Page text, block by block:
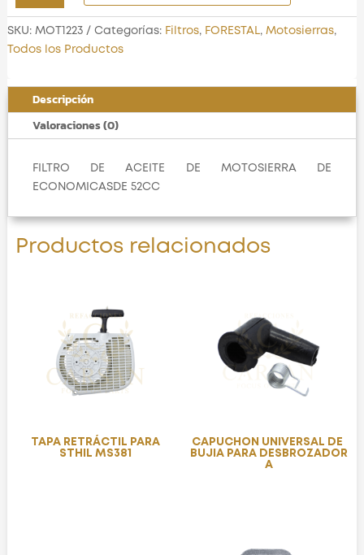
ACEITE
DE
MOTOSIERRA
ECONOMICASDE
52CC
cantidad
SKU: MOT1223 Categorías: Filtros, FORESTAL, Motosierras,
Todos los Productos
Descripción
Valoraciones (0)
FILTRO DE ACEITE DE MOTOSIERRA DE
ECONOMICASDE 52CC
Productos relacionados
TAPA RETRÁCTIL PARA
STHIL MS381
CAPUCHON UNIVERSAL DE
BUJIA PARA DESBROZADOR
A